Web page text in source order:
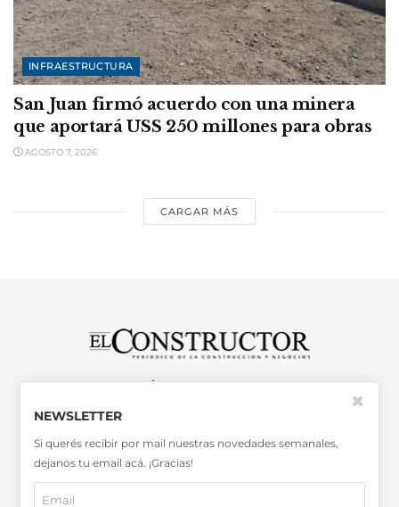
INFRAESTRUCTURA
San Juan firmó acuerdo con una minera
que aportará USS 250 millones para obras
AGOSTO 7, 2026
CARGAR MÁS
SABER MÁS >>
OTRAS PUBLICACIONES >>
Miembro de la Asociación de
NEWSLETTER
Si querés recibir por mail nuestras novedades semanales,
dejanos tu email acá. ¡Gracias!
✖